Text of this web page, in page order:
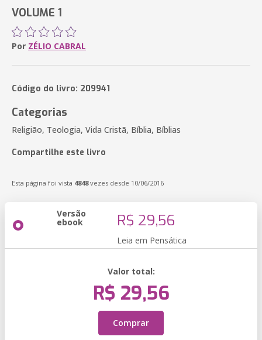
VOLUME 1
Por ZÉLIO CABRAL
Código do livro: 209941
Categorias
Religião, Teologia, Vida Cristã, Bíblia, Bíblias
Compartilhe este livro
Esta página foi vista 4848vezes desde 10/06/2016
Versão
ebook R$ 29,56
Leia em Pensática
Valor total:
R$ 29,56
Comprar